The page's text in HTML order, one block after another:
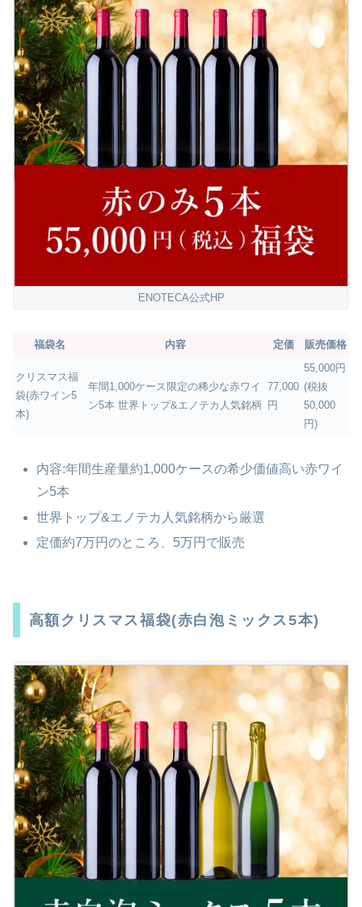
ENOTECA公式HP
福袋名 内容 定価 販売価格
クリスマス福
袋(赤ワイン5
本)
年間1,000ケース限定の稀少な赤ワイ
ン5本 世界トップ&エノテカ人気銘柄
77,000
円
55,000円
(税抜
50,000
円)
内容:年間生産量約1,000ケースの希少価値高い赤ワイ
ン5本
世界トップ&エノテカ人気銘柄から厳選
定価約7万円のところ、5万円で販売
高額クリスマス福袋(赤白泡ミックス5本)